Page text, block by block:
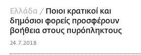
Ελλάδα / Ποιοι κρατικοί και
δημόσιοι φορείς προσφέρουν
βοήθεια στους πυρόπληκτους
24.7.2018